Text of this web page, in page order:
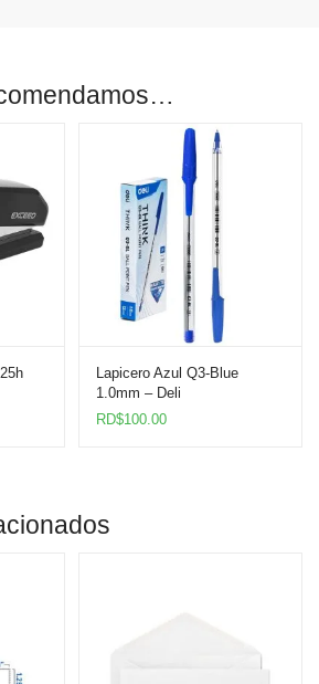
Lapicero Azul Q3-Blue
1.0mm – Deli
RD$100.00